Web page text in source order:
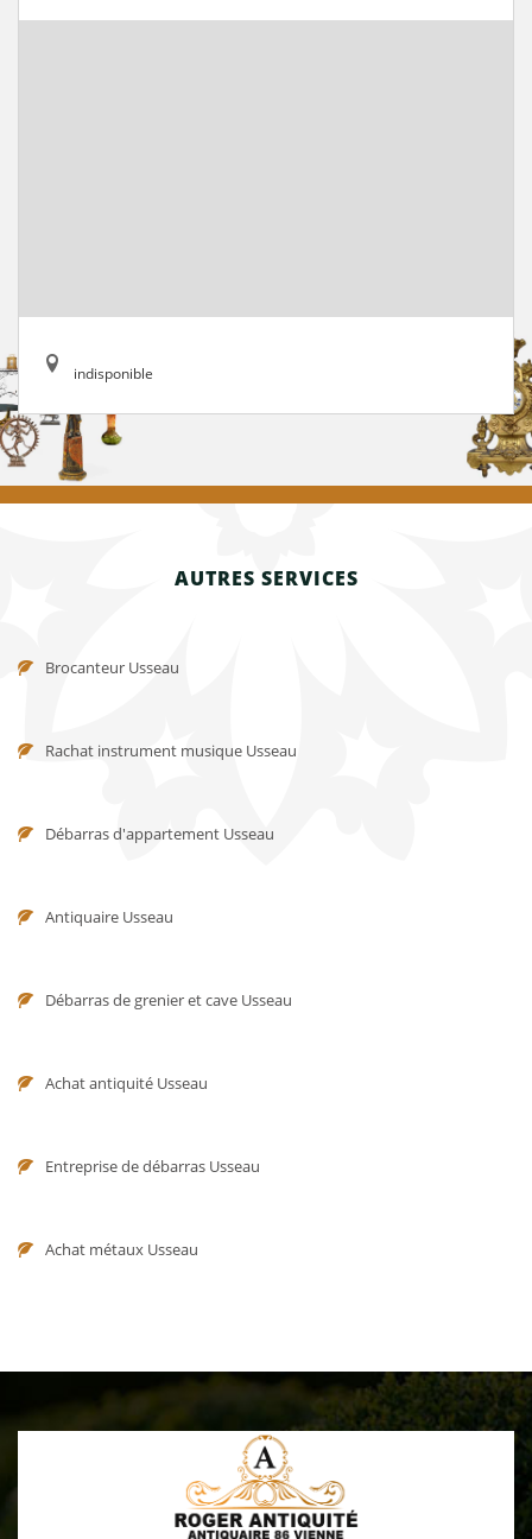
indisponible
AUTRES SERVICES
Brocanteur Usseau
Rachat instrument musique Usseau
Débarras d'appartement Usseau
Antiquaire Usseau
Débarras de grenier et cave Usseau
Achat antiquité Usseau
Entreprise de débarras Usseau
Achat métaux Usseau